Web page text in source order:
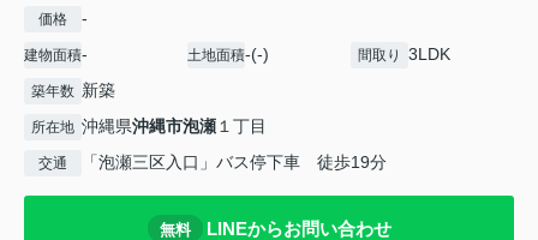
価格 -
建物面積- 土地面積-(-) 間取り 3LDK
築年数 新築
所在地 沖縄県沖縄市泡瀬 １丁目
交通 「泡瀬三区入口」バス停下車 徒歩19分
無料 LINEからお問い合わせ